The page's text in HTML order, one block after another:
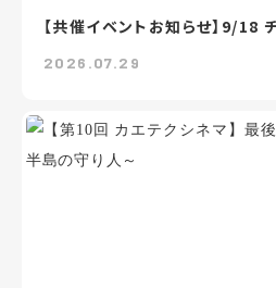
【共催イベントお知らせ】9/18
2026.07.29